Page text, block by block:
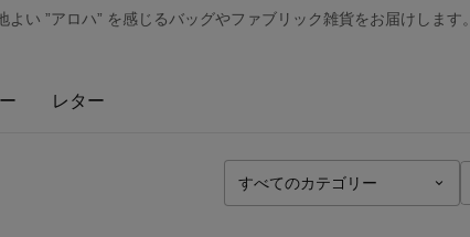
い ”アロハ” を感じるバッグやファブリック雑貨をお届けします。
レター